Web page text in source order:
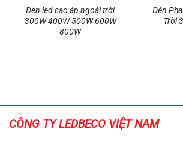
Đèn led cao áp ngoài trời
300W 400W 500W 600W
800W
Đèn
Trời
CÔNG TY LEDBECO VIỆT NAM